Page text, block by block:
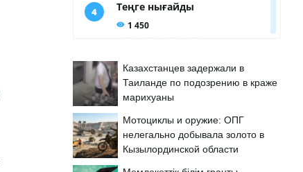
Казахстанцев задержали в
Таиланде по подозрению в краже
марихуаны
Мотоциклы и оружие: ОПГ
нелегально добывала золото в
Кызылординской области